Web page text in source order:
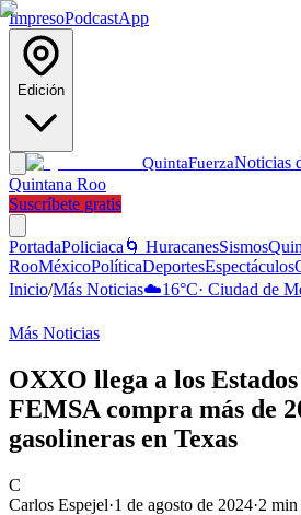
ImpresoPodcastApp
Edición
QuintaFuerzaNoticias
Quintana Roo
Suscríbete gratis
PortadaPoliciaca 🌀 HuracanesSismos
RooMéxicoPolíticaDeportesEspectáculos
Inicio/Más Noticias☁️16°C· Ciudad de
Más Noticias
OXXO llega a los
FEMSA compra más de
gasolineras en Texas
C
Carlos Espejel·1 de agosto de 2024·2 min